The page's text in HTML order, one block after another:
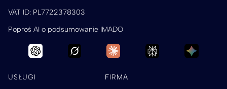
VAT ID: PL7722378303
Poproś AI o podsumowanie IMADO
USŁUGI FIRMA